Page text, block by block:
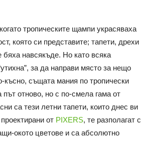
тропическите щампи украсяваха
която си представите; тапети, дрехи
бяха навсякъде. Но като всяка
за да направи място за нещо
късно, същата мания по тропически
път отново, но с по-смела гама от
са тези летни тапети, които днес ви
от PIXERS, те разполагат с
окото цветове и са абсолютно